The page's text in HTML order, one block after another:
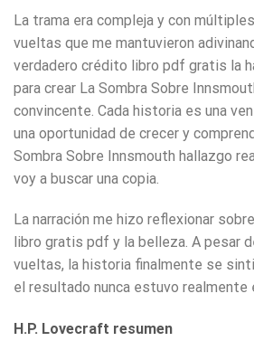
La trama era compleja y con
vueltas que me mantuvieron
verdadero crédito libro pdf gratis la
para crear La Sombra Sobre
convincente. Cada historia es una
una oportunidad de crecer y
Sombra Sobre Innsmouth hallazgo
voy a buscar una copia.
La narración me hizo reflexionar
libro gratis pdf y la belleza. A pesar
vueltas, la historia finalmente se
el resultado nunca estuvo realmente
H.P. Lovecraft resumen